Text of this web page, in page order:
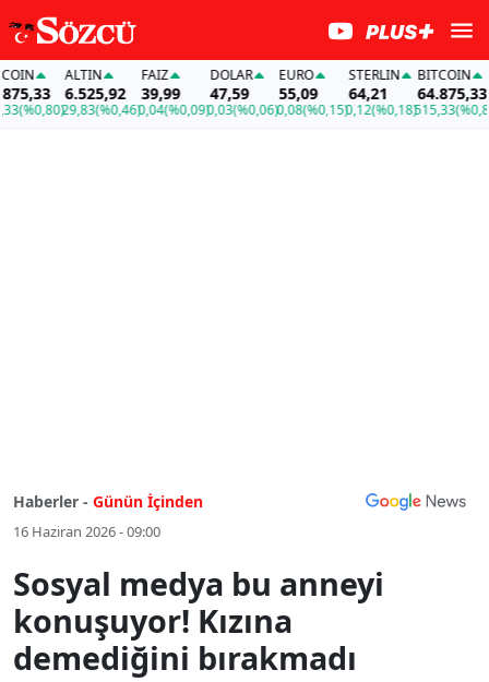
(%0,80)
ALTIN
6.525,92
29,83(%0,46)
FAİZ
39,99
0,04(%0,09)
DOLAR
47,59
0,03(%0,06)
EURO
55,09
0,08(%0,15)
STERLIN
64,21
0,12(%0,18)
BITCOIN
64.875,33
515,33(%0,80)
Haberler - Günün İçinden
16 Haziran 2026 - 09:00
Sosyal medya bu anneyi
konuşuyor! Kızına
demediğini bırakmadı